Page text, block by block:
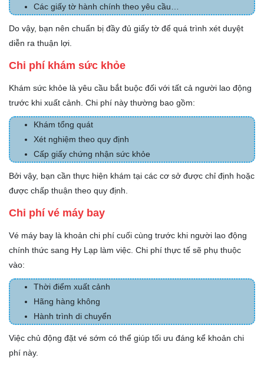
Các giấy tờ hành chính theo yêu cầu…
Do vậy, bạn nên chuẩn bị đầy đủ giấy tờ để quá trình xét duyệt
diễn ra thuận lợi.
Chi phí khám sức khỏe
Khám sức khỏe là yêu cầu bắt buộc đối với tất cả người lao động
trước khi xuất cảnh. Chi phí này thường bao gồm:
Khám tổng quát
Xét nghiệm theo quy định
Cấp giấy chứng nhận sức khỏe
Bởi vậy, bạn cần thực hiện khám tại các cơ sở được chỉ định hoặc
được chấp thuận theo quy định.
Chi phí vé máy bay
Vé máy bay là khoản chi phí cuối cùng trước khi người lao động
chính thức sang Hy Lạp làm việc. Chi phí thực tế sẽ phụ thuộc
vào:
Thời điểm xuất cảnh
Hãng hàng không
Hành trình di chuyển
Việc chủ động đặt vé sớm có thể giúp tối ưu đáng kể khoản chi
phí này.